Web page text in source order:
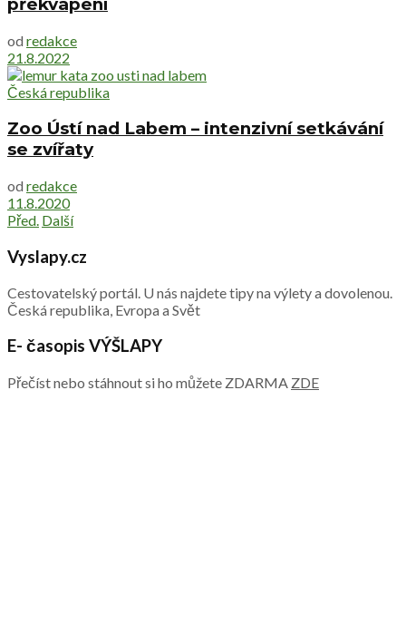
od redakce
21.8.2022
Česká republika
Zoo Ústí nad Labem – intenzivní setkávání
se zvířaty
od redakce
11.8.2020
Před. Další
Vyslapy.cz
Cestovatelský portál. U nás najdete tipy na výlety a dovolenou.
Česká republika, Evropa a Svět
E- časopis VÝŠLAPY
Přečíst nebo stáhnout si ho můžete ZDARMA ZDE